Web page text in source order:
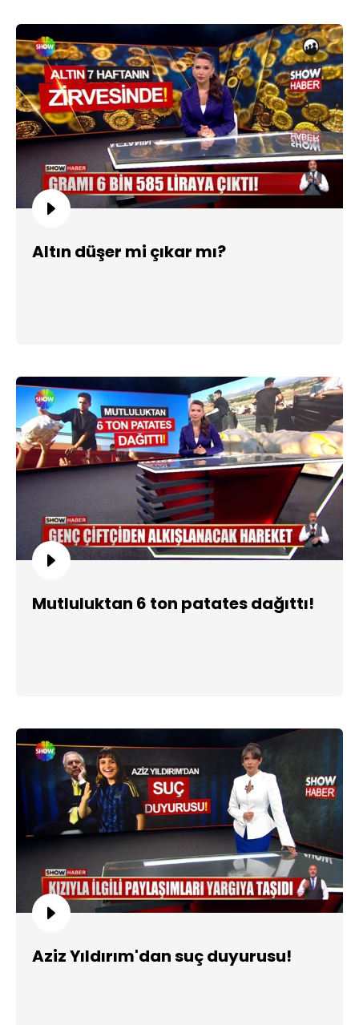
Altın düşer mi çıkar mı?
Mutluluktan 6 ton patates dağıttı!
Aziz Yıldırım'dan suç duyurusu!